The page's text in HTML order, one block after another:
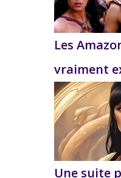
Les
vraiment
Une suite